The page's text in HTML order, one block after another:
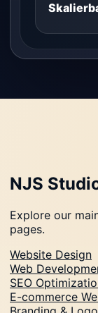
NJS
Explore our
pages.
Website Design
Web
SEO
E-commerce